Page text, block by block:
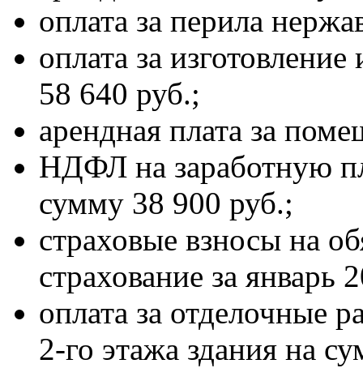
оплата за перила
оплата за
58 640 руб.;
арендная плата за
НДФЛ на заработную
сумму 38 900 руб.;
страховые взносы на
страхование за январь
оплата за отделочные
2-го этажа здания на